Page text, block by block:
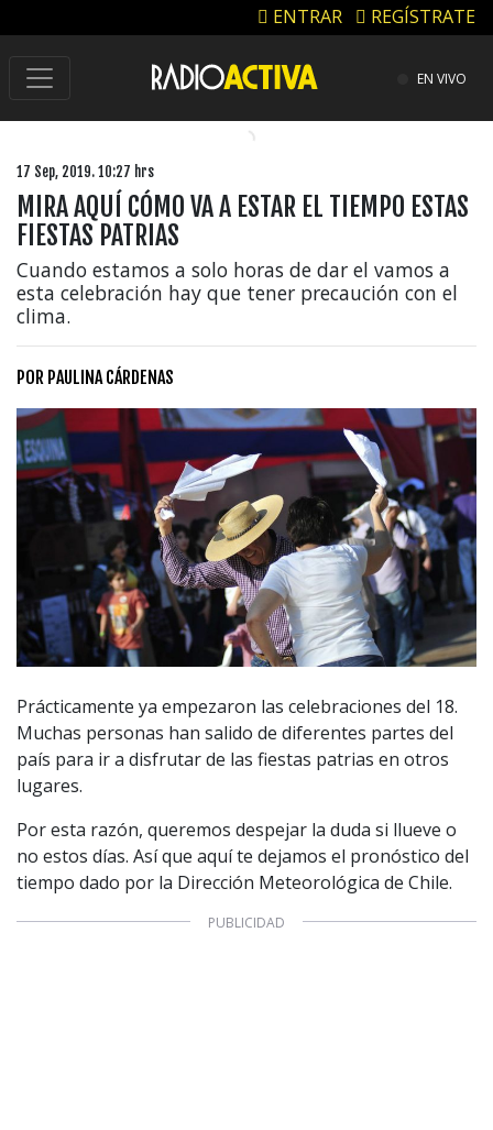
ENTRAR REGÍSTRATE
EN VIVO
17 Sep, 2019. 10:27 hrs
MIRA AQUÍ CÓMO VA A ESTAR EL TIEMPO ESTAS
FIESTAS PATRIAS
Cuando estamos a solo horas de dar el vamos a
esta celebración hay que tener precaución con el
clima.
POR PAULINA CÁRDENAS
Prácticamente ya empezaron las celebraciones del 18.
Muchas personas han salido de diferentes partes del
país para ir a disfrutar de las fiestas patrias en otros
lugares.
Por esta razón, queremos despejar la duda si llueve o
no estos días. Así que aquí te dejamos el pronóstico del
tiempo dado por la Dirección Meteorológica de Chile.